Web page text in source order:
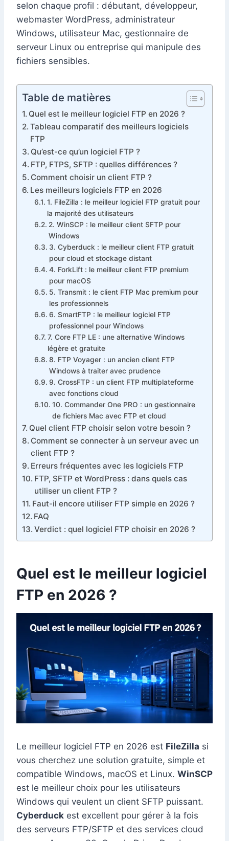
selon chaque profil : débutant, développeur,
webmaster WordPress, administrateur
Windows, utilisateur Mac, gestionnaire de
serveur Linux ou entreprise qui manipule des
fichiers sensibles.
Table de matières
Quel est le meilleur logiciel FTP en 2026 ?
Tableau comparatif des meilleurs logiciels
FTP
Qu’est-ce qu’un logiciel FTP ?
FTP, FTPS, SFTP : quelles différences ?
Comment choisir un client FTP ?
Les meilleurs logiciels FTP en 2026
1. FileZilla : le meilleur logiciel FTP gratuit pour
la majorité des utilisateurs
2. WinSCP : le meilleur client SFTP pour
Windows
3. Cyberduck : le meilleur client FTP gratuit
pour cloud et stockage distant
4. ForkLift : le meilleur client FTP premium
pour macOS
5. Transmit : le client FTP Mac premium pour
les professionnels
6. SmartFTP : le meilleur logiciel FTP
professionnel pour Windows
7. Core FTP LE : une alternative Windows
légère et gratuite
8. FTP Voyager : un ancien client FTP
Windows à traiter avec prudence
9. CrossFTP : un client FTP multiplateforme
avec fonctions cloud
10. Commander One PRO : un gestionnaire
de fichiers Mac avec FTP et cloud
Quel client FTP choisir selon votre besoin ?
Comment se connecter à un serveur avec un
client FTP ?
Erreurs fréquentes avec les logiciels FTP
FTP, SFTP et WordPress : dans quels cas
utiliser un client FTP ?
Faut-il encore utiliser FTP simple en 2026 ?
FAQ
Verdict : quel logiciel FTP choisir en 2026 ?
Quel est le meilleur logiciel
FTP en 2026 ?
Le meilleur logiciel FTP en 2026 est FileZilla si
vous cherchez une solution gratuite, simple et
compatible Windows, macOS et Linux. WinSCP
est le meilleur choix pour les utilisateurs
Windows qui veulent un client SFTP puissant.
Cyberduck est excellent pour gérer à la fois
des serveurs FTP/SFTP et des services cloud